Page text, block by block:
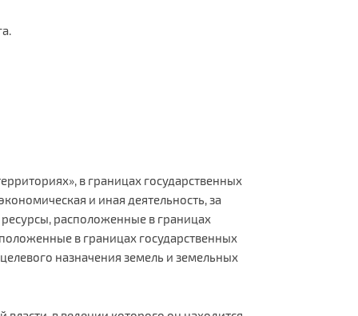
в границах государственных
и иная деятельность, за
расположенные в границах
в границах государственных
назначения земель и земельных